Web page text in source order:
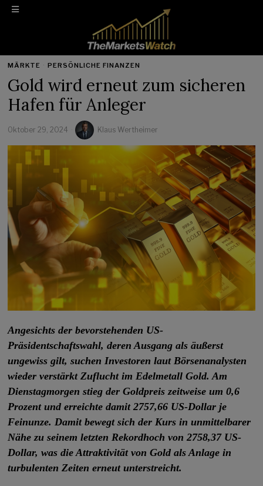
MÄRKTE · PERSÖNLICHE FINANZEN
Gold wird erneut zum sicheren
Hafen für Anleger
Oktober 29, 2024 Klaus Wertheimer
Angesichts der bevorstehenden US-
Präsidentschaftswahl, deren Ausgang als äußerst
ungewiss gilt, suchen Investoren laut Börsenanalysten
wieder verstärkt Zuflucht im Edelmetall Gold. Am
Dienstagmorgen stieg der Goldpreis zeitweise um 0,6
Prozent und erreichte damit 2757,66 US-Dollar je
Feinunze. Damit bewegt sich der Kurs in unmittelbarer
Nähe zu seinem letzten Rekordhoch von 2758,37 US-
Dollar, was die Attraktivität von Gold als Anlage in
turbulenten Zeiten erneut unterstreicht.